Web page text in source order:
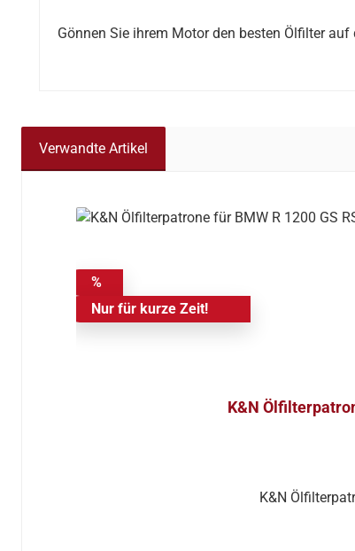
Gönnen Sie ihrem Motor den besten Ölfilter auf
Verwandte Artikel
%
Nur für kurze Zeit!
K&N
K&N